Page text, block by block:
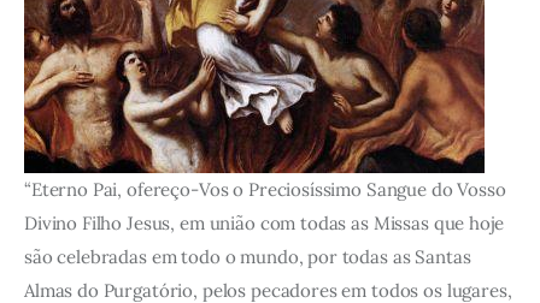
“Eterno Pai, ofereço-Vos o Preciosíssimo Sangue do Vosso
Divino Filho Jesus, em união com todas as Missas que hoje
são celebradas em todo o mundo, por todas as Santas
Almas do Purgatório, pelos pecadores em todos os lugares,